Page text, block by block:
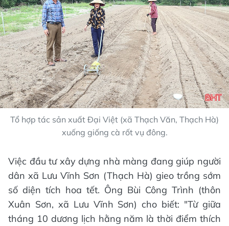
Tổ hợp tác sản xuất Đại Việt (xã Thạch Văn, Thạch Hà)
xuống giống cà rốt vụ đông.
Việc đầu tư xây dựng nhà màng đang giúp người
dân xã Lưu Vĩnh Sơn (Thạch Hà) gieo trồng sớm
số diện tích hoa tết. Ông Bùi Công Trình (thôn
Xuân Sơn, xã Lưu Vĩnh Sơn) cho biết: "Từ giữa
tháng 10 dương lịch hằng năm là thời điểm thích